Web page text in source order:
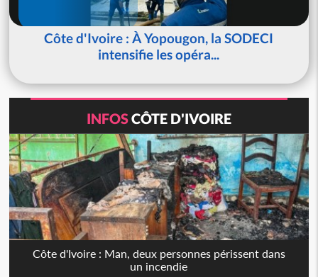
Côte d'Ivoire : À Yopougon, la SODECI
intensifie les opéra...
INFOSCÔTE D'IVOIRE
Côte d'Ivoire : Man, deux personnes périssent dans
un incendie